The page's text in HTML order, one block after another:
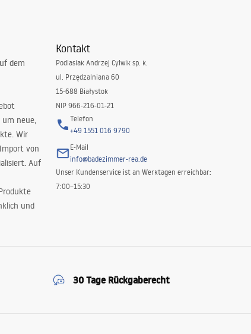
dem
um neue,
Wir
von
Auf
und
Kontakt
Podlasiak Andrzej Cylwik sp. k.
ul. Przędzalniana 60
15-688 Białystok
NIP 966-216-01-21
Telefon
+49 1551 016 9790
E-Mail
info@badezimmer-rea.de
Unser Kundenservice ist an Werktagen erreichbar:
7:00–15:30
30 Tage Rückgaberecht